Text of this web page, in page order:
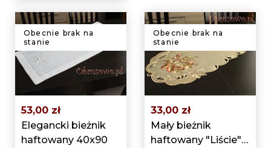
Obecnie brak na
stanie
53,00 zł
Elegancki bieżnik
haftowany 40x90
Obecnie brak na
stanie
33,00 zł
Mały bieżnik
haftowany "Liście"